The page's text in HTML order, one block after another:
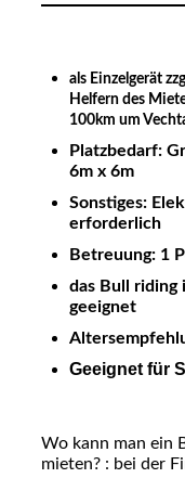
als Einzelgerät
Helfern des
100km um
Platzbedarf:
6m x 6m
Sonstiges:
erforderlich
Betreuung: 1
das Bull riding
geeignet
Geeignet für
Wo kann man ein
mieten? : bei der